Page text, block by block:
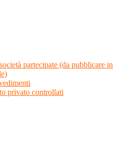
partecipate (da pubblicare in
privato controllati